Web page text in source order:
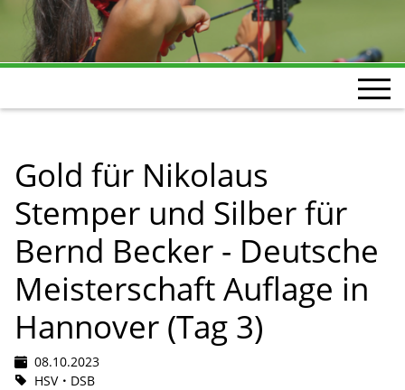
Gold für Nikolaus
Stemper und Silber für
Bernd Becker - Deutsche
Meisterschaft Auflage in
Hannover (Tag 3)
08.10.2023
HSV
DSB